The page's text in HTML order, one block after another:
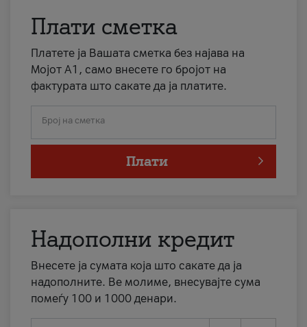
Плати сметка
Платете ја Вашата сметка без најава на
Мојот А1, само внесете го бројот на
фактурата што сакате да ја платите.
Број на сметка
Плати
Надополни кредит
Внесете ја сумата која што сакате да ја
надополните. Ве молиме, внесувајте сума
помеѓу 100 и 1000 денари.